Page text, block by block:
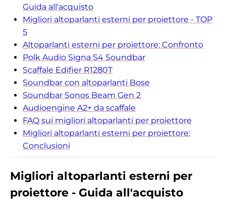
Guida all'acquisto
Migliori altoparlanti esterni per proiettore - TOP
5
Altoparlanti esterni per proiettore: Confronto
Polk Audio Signa S4 Soundbar
Scaffale Edifier R1280T
Soundbar con altoparlanti Bose
Soundbar Sonos Beam Gen 2
Audioengine A2+ da scaffale
FAQ sui migliori altoparlanti per proiettore
Migliori altoparlanti esterni per proiettore:
Conclusioni
Migliori altoparlanti esterni per
proiettore - Guida all'acquisto